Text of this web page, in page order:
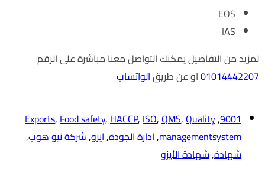
EOS
IAS
لمزيد من التفاصيل يمكنك التواصل معنا مباشرة على الرقم
01014442207او عن طريقالواتساب
9001
,
Exports,Food safety,HACCP,ISO,QMS,Quality
managementsystem
,ادارة الجودة,ايزو,شركة نيو هوب,
شهادة,شهادة الأيزو